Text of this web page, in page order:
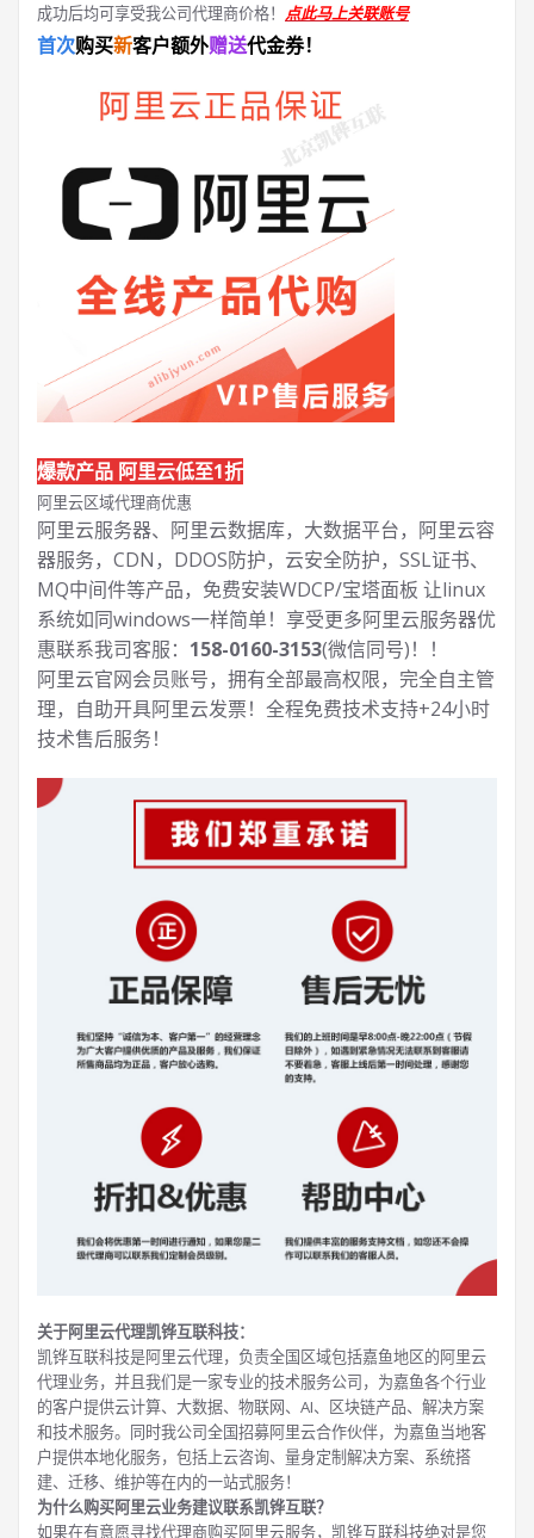
成功后均可享受我公司代理商价格！ 点此马上关联账号
首次购买新客户额外赠送代金券！
爆款产品 阿里云低至1折
阿里云区域代理商优惠
阿里云服务器、阿里云数据库，大数据平台，阿里云容
器服务，CDN，DDOS防护，云安全防护，SSL证书、
MQ中间件等产品，免费安装WDCP/宝塔面板 让linux
系统如同windows一样简单！享受更多阿里云服务器优
惠联系我司客服： 158-0160-3153(微信同号)！！
阿里云官网会员账号，拥有全部最高权限，完全自主管
理，自助开具阿里云发票！全程免费技术支持+24小时
技术售后服务！
关于阿里云代理凯铧互联科技：
凯铧互联科技是阿里云代理，负责全国区域包括嘉鱼地区的阿里云
代理业务，并且我们是一家专业的技术服务公司，为嘉鱼各个行业
的客户提供云计算、大数据、物联网、AI、区块链产品、解决方案
和技术服务。同时我公司全国招募阿里云合作伙伴，为嘉鱼当地客
户提供本地化服务，包括上云咨询、量身定制解决方案、系统搭
建、迁移、维护等在内的一站式服务！
为什么购买阿里云业务建议联系凯铧互联？
如果在有意愿寻找代理商购买阿里云服务，凯铧互联科技绝对是您